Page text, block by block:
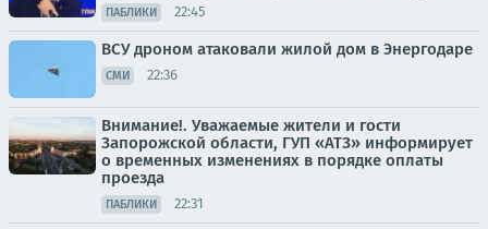
ПАБЛИКИ 22:45
ВСУ дроном атаковали жилой дом в Энергодаре
СМИ 22:36
Внимание!. Уважаемые жители и гости
Запорожской области, ГУП «АТЗ» информирует
о временных изменениях в порядке оплаты
проезда
ПАБЛИКИ 22:31